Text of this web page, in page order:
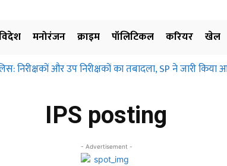
मनोरंजन क्राइम पॉलिटिकल करियर खेल
निरीक्षकों और उप निरीक्षकों का तबादला, SP ने जारी
IPS posting
- Advertisement -